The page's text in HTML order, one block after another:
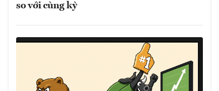
so với cùng kỳ